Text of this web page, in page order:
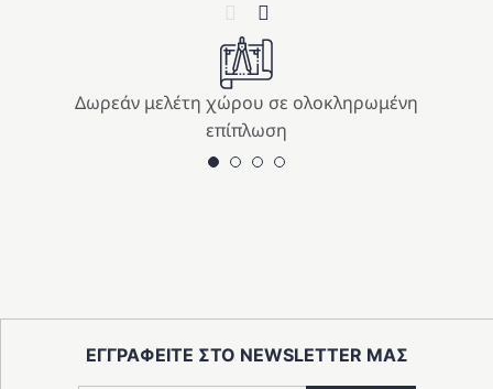
Δωρεάν μελέτη χώρου σε ολοκληρωμένη
επίπλωση
ΕΓΓΡΑΦΕΙΤΕ ΣΤΟ NEWSLETTER ΜΑΣ